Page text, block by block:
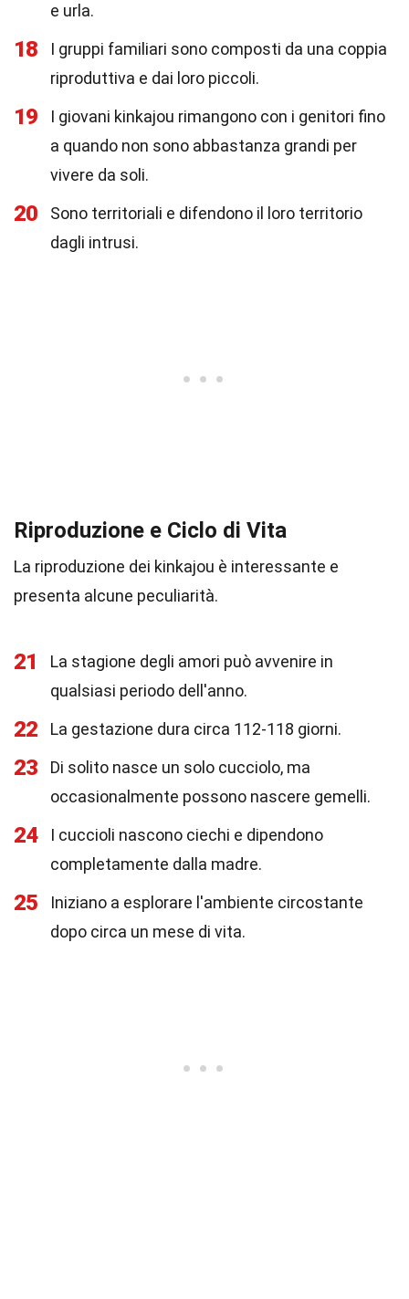
e urla.
18
I gruppi familiari sono composti da una coppia
riproduttiva e dai loro piccoli.
19
I giovani kinkajou rimangono con i genitori fino
a quando non sono abbastanza grandi per
vivere da soli.
20
Sono territoriali e difendono il loro territorio
dagli intrusi.
Riproduzione e Ciclo di Vita
La riproduzione dei kinkajou è interessante e
presenta alcune peculiarità.
21
La stagione degli amori può avvenire in
qualsiasi periodo dell'anno.
22 La gestazione dura circa 112-118 giorni.
23
Di solito nasce un solo cucciolo, ma
occasionalmente possono nascere gemelli.
24
I cuccioli nascono ciechi e dipendono
completamente dalla madre.
25
Iniziano a esplorare l'ambiente circostante
dopo circa un mese di vita.